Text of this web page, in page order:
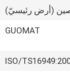
(أرض رئيسيّ)
GUOMAT
ISO/